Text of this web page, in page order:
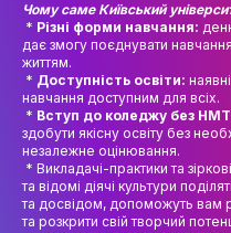
ЯКІСТЬ ОСВІТИ
Чому саме Київський
* Різні форми навчання:
дає змогу поєднувати
життям.
* Доступність освіти:
навчання доступним для всіх.
* Вступ до коледжу без
здобути якісну освіту без
незалежне оцінювання.
* Викладачі-практики та
та відомі діячі культури
та досвідом, допоможуть вам
та розкрити свій творчий